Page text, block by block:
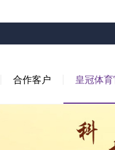
合作客户 皇冠体育